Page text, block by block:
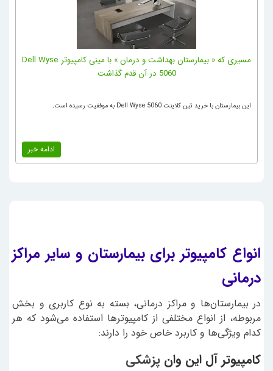
مسیری که « بیمارستان بهداشت‌ و‌ درمان » با مینی کامپیوتر Dell Wyse
5060 در آن قدم گذاشت
این بیمارستان با خرید تین کلاینت Dell Wyse 5060 به موفقیت رسیده است.
ادامه خبر
انواع کامپیوتر برای بیمارستان و سایر مراکز
درمانی
در بیمارستان‌ها و مراکز درمانی، بسته به نوع کاربری و بخش
مربوطه، از انواع مختلفی از کامپیوترها استفاده می‌شود که هر
کدام ویژگی‌ها و کاربرد خاص خود را دارند:
کامپیوتر آل این وان پزشکی